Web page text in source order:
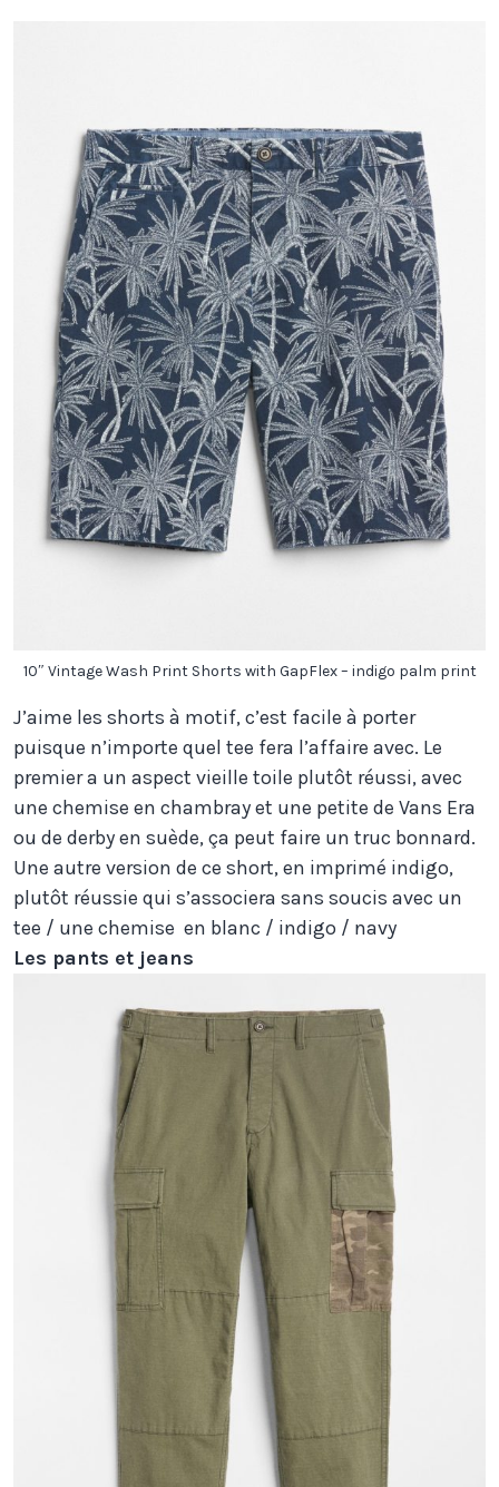
10″ Vintage Wash Print Shorts with GapFlex – indigo palm print
J’aime les shorts à motif, c’est facile à porter
puisque n’importe quel tee fera l’affaire avec. Le
premier a un aspect vieille toile plutôt réussi, avec
une chemise en chambray et une petite de Vans Era
ou de derby en suède, ça peut faire un truc bonnard.
Une autre version de ce short, en imprimé indigo,
plutôt réussie qui s’associera sans soucis avec un
tee / une chemise en blanc / indigo / navy
Les pants et jeans